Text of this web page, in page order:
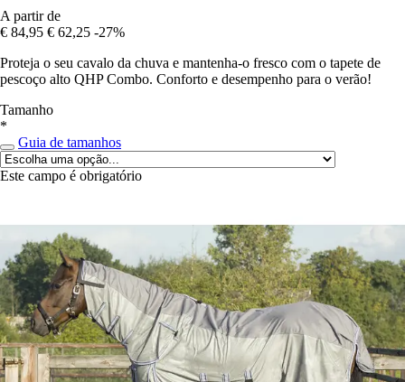
A partir de
€ 84,95 € 62,25 -27%
Proteja o seu cavalo da chuva e mantenha-o fresco com o tapete de
pescoço alto QHP Combo. Conforto e desempenho para o verão!
Tamanho
*
Guia de tamanhos
Este campo é obrigatório